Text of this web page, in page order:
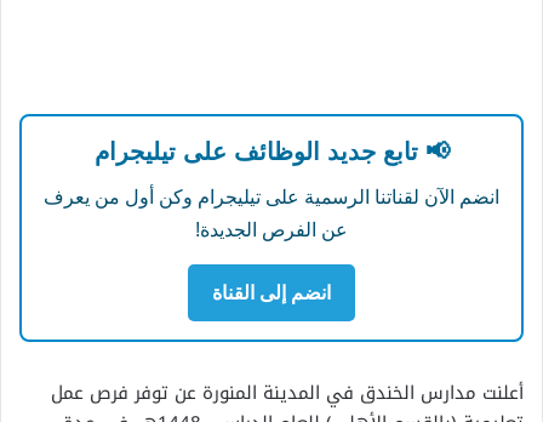
📢 تابع جديد الوظائف على تيليجرام
انضم الآن لقناتنا الرسمية على تيليجرام وكن أول من يعرف
عن الفرص الجديدة!
انضم إلى القناة
أعلنت مدارس الخندق في المدينة المنورة عن توفر فرص عمل